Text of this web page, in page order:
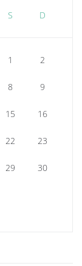
S D
1 2
8 9
15 16
22 23
29 30